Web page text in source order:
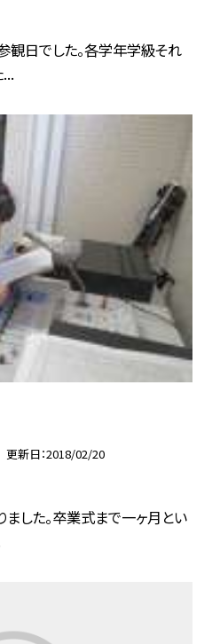
観日でした。各学年学級それ
更新日 2018/02/20
した。卒業式まで一ヶ月とい